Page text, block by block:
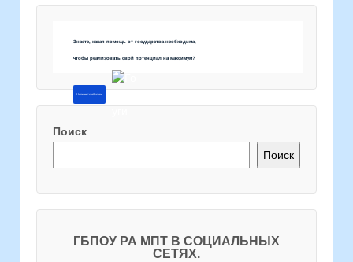
Знаете, какая помощь от государства необходима,
чтобы реализовать свой потенциал на максимум?
Напишите об этом
Поиск
Поиск
ГБПОУ РА МПТ В СОЦИАЛЬНЫХ
СЕТЯХ.